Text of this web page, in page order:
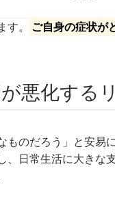
。
ご自身の症状が
悪化する
のだろう」と安易
、日常生活に大きな